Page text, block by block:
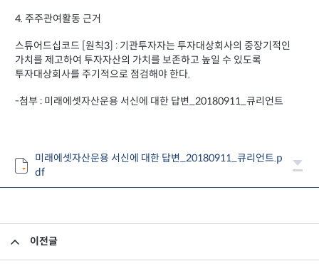
4. 주주관여활동 근거
스튜어드십코드 [원칙3] : 기관투자자는 투자대상회사의 중장기적인
가치를 제고하여 투자자산의 가치를 보존하고 높일 수 있도록
투자대상회사를 주기적으로 점검해야 한다.
-첨부 : 미래에셋자산운용 서신에 대한 답변_20180911_큐리언트
미래에셋자산운용 서신에 대한 답변_20180911_큐리언트.p
df
이전글